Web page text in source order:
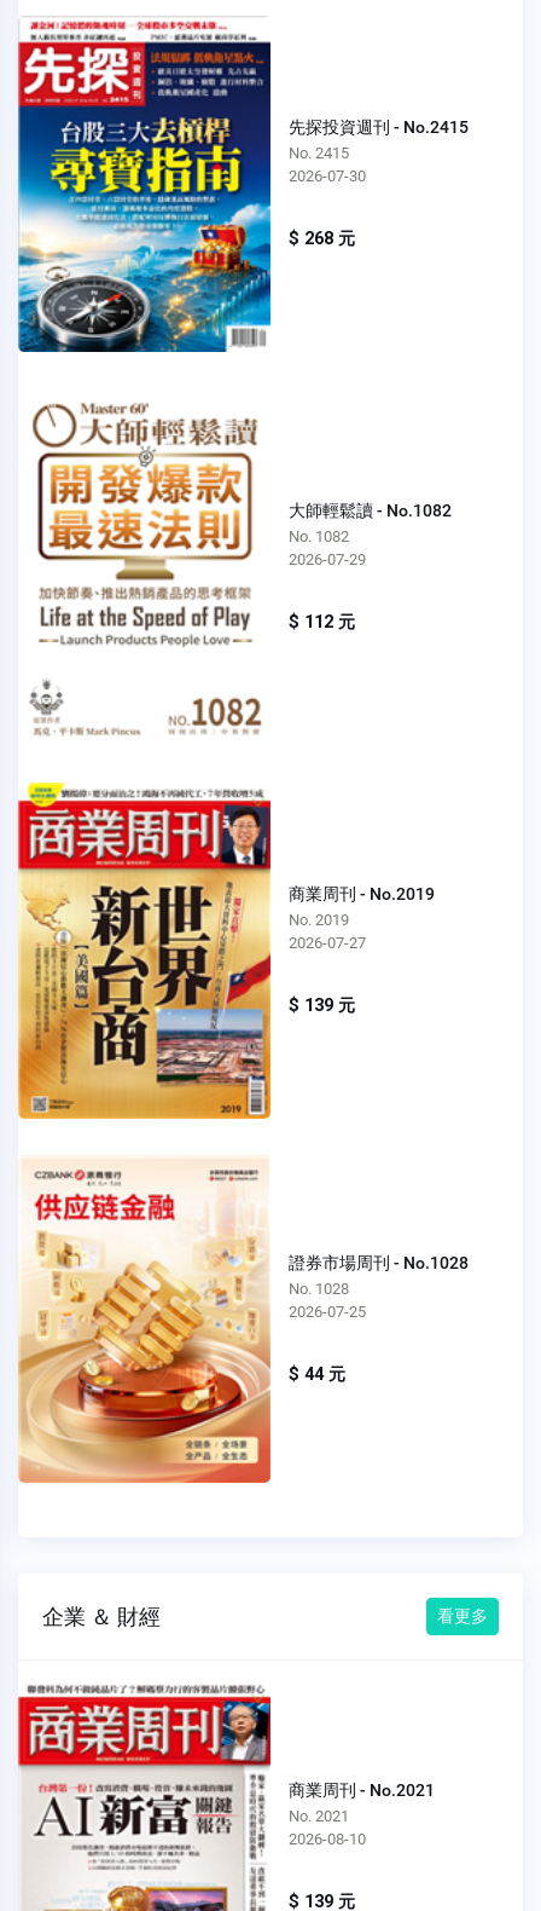
先探投資週刊 - No.2415
No. 2415
2026-07-30
$ 268 元
大師輕鬆讀 - No.1082
No. 1082
2026-07-29
$ 112 元
商業周刊 - No.2019
No. 2019
2026-07-27
$ 139 元
證券市場周刊 - No.1028
No. 1028
2026-07-25
$ 44 元
企業 ＆ 財經 看更多
商業周刊 - No.2021
No. 2021
2026-08-10
$ 139 元